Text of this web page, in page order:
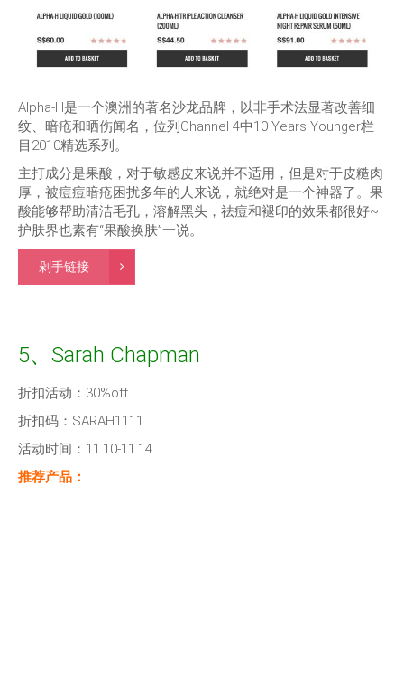
Alpha-H是一个澳洲的著名沙龙品牌，以非手术法显著改善细
纹、暗疮和晒伤闻名，位列Channel 4中10 Years Younger栏
目2010精选系列。
主打成分是果酸，对于敏感皮来说并不适用，但是对于皮糙肉
厚，被痘痘暗疮困扰多年的人来说，就绝对是一个神器了。果
酸能够帮助清洁毛孔，溶解黑头，祛痘和褪印的效果都很好~
护肤界也素有“果酸换肤”一说。
剁手链接
5、Sarah Chapman
折扣活动：30%off
折扣码：SARAH1111
活动时间：11.10-11.14
推荐产品：